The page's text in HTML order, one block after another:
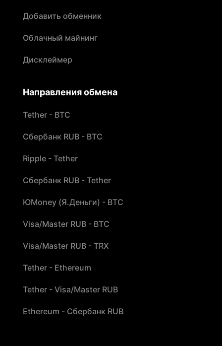
Добавить обменник
Облачный майнинг
Дисклеймер
Направления обмена
Tether - BTC
Сбербанк RUB - BTC
Ripple - Tether
Сбербанк RUB - Tether
ЮMoney (Я.Деньги) - BTC
Visa/Master RUB - BTC
Visa/Master RUB - TRX
Tether - Ethereum
Tether - Visa/Master RUB
Ethereum - Сбербанк RUB